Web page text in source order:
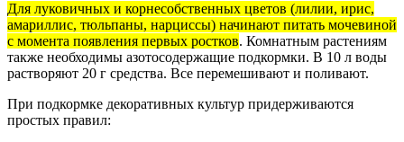
Для луковичных и корнесобственных цветов (лилии, ирис,
амариллис, тюльпаны, нарциссы) начинают питать мочевиной
с момента появления первых ростков. Комнатным растениям
также необходимы азотосодержащие подкормки. В 10 л воды
растворяют 20 г средства. Все перемешивают и поливают.
При подкормке декоративных культур придерживаются
простых правил: